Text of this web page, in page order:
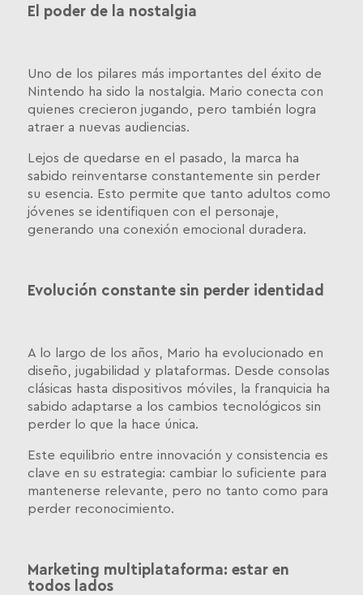
El poder de la nostalgia
Uno de los pilares más importantes del éxito de
Nintendo ha sido la nostalgia. Mario conecta con
quienes crecieron jugando, pero también logra
atraer a nuevas audiencias.
Lejos de quedarse en el pasado, la marca ha
sabido reinventarse constantemente sin perder
su esencia. Esto permite que tanto adultos como
jóvenes se identifiquen con el personaje,
generando una conexión emocional duradera.
Evolución constante sin perder identidad
A lo largo de los años, Mario ha evolucionado en
diseño, jugabilidad y plataformas. Desde consolas
clásicas hasta dispositivos móviles, la franquicia ha
sabido adaptarse a los cambios tecnológicos sin
perder lo que la hace única.
Este equilibrio entre innovación y consistencia es
clave en su estrategia: cambiar lo suficiente para
mantenerse relevante, pero no tanto como para
perder reconocimiento.
Marketing multiplataforma: estar en
todos lados